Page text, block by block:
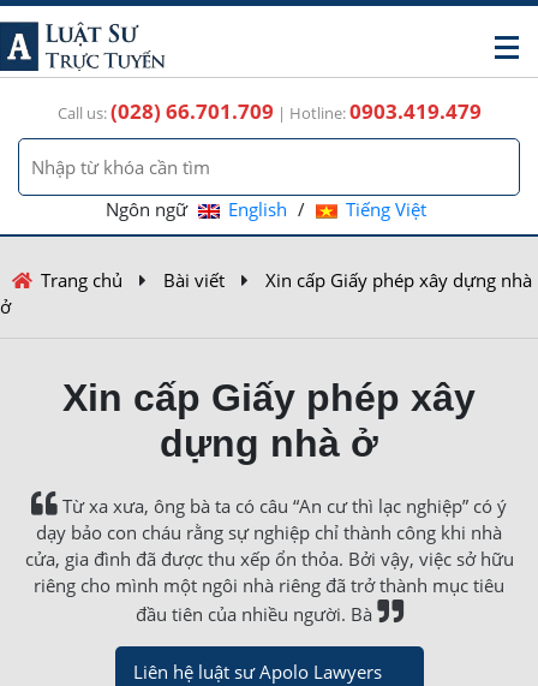
Call us:(028) 66.701.709 | Hotline:0903.419.479
Ngôn ngữ English / Tiếng Việt
Trang chủ Bài viết
Xin cấp Giấy phép xây dựng nhà
ở
Xin cấp Giấy phép xây
dựng nhà ở
Từ xa xưa, ông bà ta có câu “An cư thì lạc nghiệp” có ý
dạy bảo con cháu rằng sự nghiệp chỉ thành công khi nhà
cửa, gia đình đã được thu xếp ổn thỏa. Bởi vậy, việc sở hữu
riêng cho mình một ngôi nhà riêng đã trở thành mục tiêu
đầu tiên của nhiều người. Bà
Liên hệ luật sư Apolo Lawyers